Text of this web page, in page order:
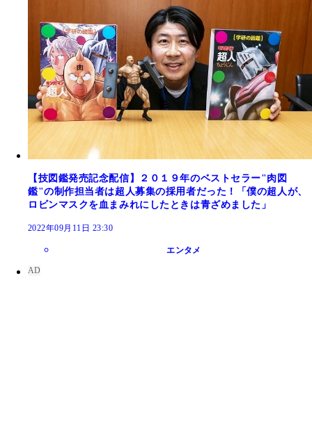
【技図鑑発売記念配信】２０１９年のベストセラー"肉図
鑑"の制作担当者は超人募集の採用者だった！「僕の超人が、
ロビンマスクを血まみれにしたときは青ざめました」
2022年09月11日 23:30
エンタメ